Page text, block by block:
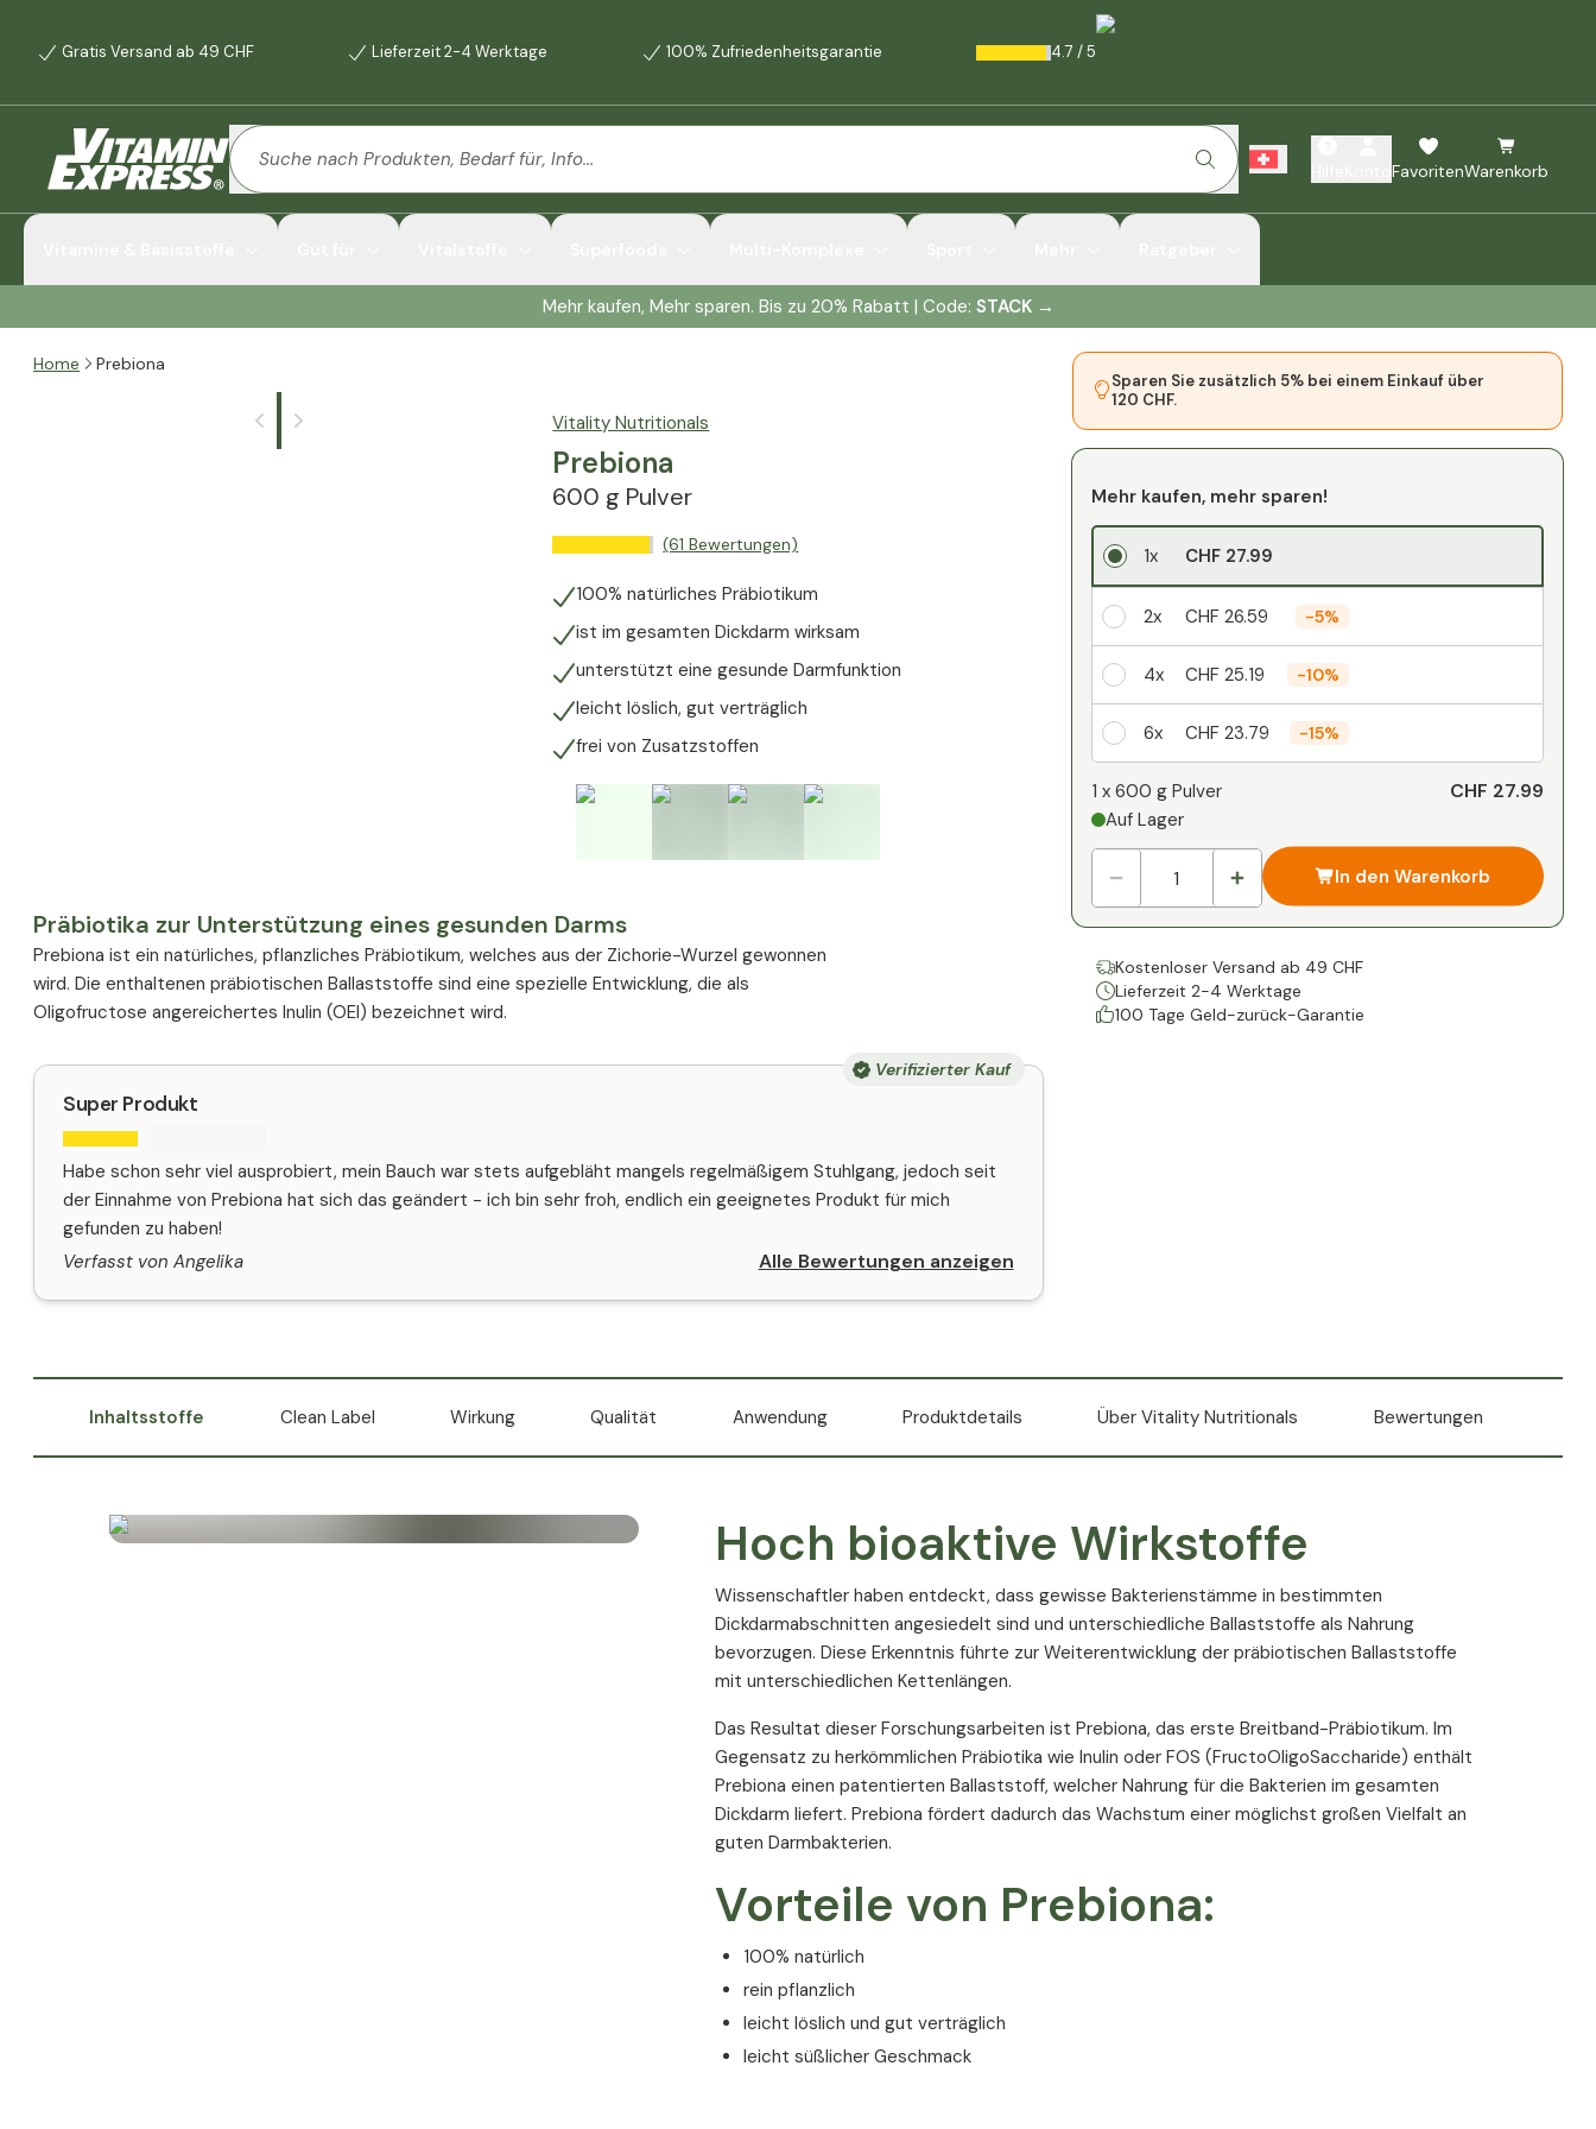
Gratis Versand ab 49 CHF Lieferzeit 2-4 Werktage 100% Zufriedenheitsgarantie 4.7 /5
FavoritenWarenkorb
Mehr kaufen, Mehr sparen. Bis zu 20% Rabatt | Code: STACK →
Home Prebiona
Vitality Nutritionals
Prebiona
600 g Pulver
(61 Bewertungen)
100% natürliches Präbiotikum
ist im gesamten Dickdarm wirksam
unterstützt eine gesunde Darmfunktion
leicht löslich, gut verträglich
frei von Zusatzstoffen
Sparen Sie zusätzlich 5% bei einem Einkauf über
120 CHF.
Mehr kaufen, mehr sparen!
1x CHF 27.99
2x CHF 26.59 -5%
4x CHF 25.19 -10%
6x CHF 23.79 -15%
1x
1 x 600 g Pulver
Auf Lager
CHF 27.99
In den Warenkorb
Kostenloser Versand ab 49 CHF
Lieferzeit 2-4 Werktage
100 Tage Geld-zurück-Garantie
Präbiotika zur Unterstützung eines gesunden Darms
Prebiona ist ein natürliches, pflanzliches Präbiotikum, welches aus der Zichorie-Wurzel gewonnen
wird. Die enthaltenen präbiotischen Ballaststoffe sind eine spezielle Entwicklung, die als
Oligofructose angereichertes Inulin (OEI) bezeichnet wird.
Verifizierter Kauf
Super Produkt
Habe schon sehr viel ausprobiert, mein Bauch war stets aufgebläht mangels regelmäßigem Stuhlgang, jedoch seit
der Einnahme von Prebiona hat sich das geändert - ich bin sehr froh, endlich ein geeignetes Produkt für mich
gefunden zu haben!
Verfasst von Angelika
Alle Bewertungen anzeigen
Inhaltsstoffe Clean Label Wirkung Qualität Anwendung Produktdetails Über Vitality Nutritionals Bewertungen
Hoch bioaktive Wirkstoffe
Wissenschaftler haben entdeckt, dass gewisse Bakterienstämme in bestimmten
Dickdarmabschnitten angesiedelt sind und unterschiedliche Ballaststoffe als Nahrung
bevorzugen. Diese Erkenntnis führte zur Weiterentwicklung der präbiotischen Ballaststoffe
mit unterschiedlichen Kettenlängen.
Das Resultat dieser Forschungsarbeiten ist Prebiona, das erste Breitband-Präbiotikum. Im
Gegensatz zu herkömmlichen Präbiotika wie Inulin oder FOS (FructoOligoSaccharide) enthält
Prebiona einen patentierten Ballaststoff, welcher Nahrung für die Bakterien im gesamten
Dickdarm liefert. Prebiona fördert dadurch das Wachstum einer möglichst großen Vielfalt an
guten Darmbakterien.
Vorteile von Prebiona:
100% natürlich
rein pflanzlich
leicht löslich und gut verträglich
leicht süßlicher Geschmack